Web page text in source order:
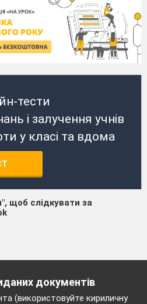
тести
і залучення учнів
у класі та вдома
щоб слідкувати за
документів
(використовуйте кириличну